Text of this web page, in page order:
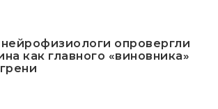
опровергли
как главного «виновника»